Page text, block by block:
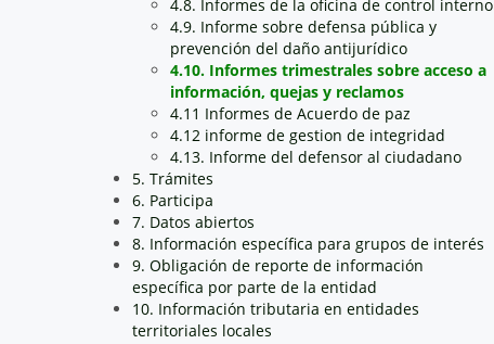
4.8. Informes de la oficina de control interno
4.9. Informe sobre defensa pública y
prevención del daño antijurídico
4.10. Informes trimestrales sobre acceso a
información, quejas y reclamos
4.11 Informes de Acuerdo de paz
4.12 informe de gestion de integridad
4.13. Informe del defensor al ciudadano
5. Trámites
6. Participa
7. Datos abiertos
8. Información específica para grupos de interés
9. Obligación de reporte de información
específica por parte de la entidad
10. Información tributaria en entidades
territoriales locales